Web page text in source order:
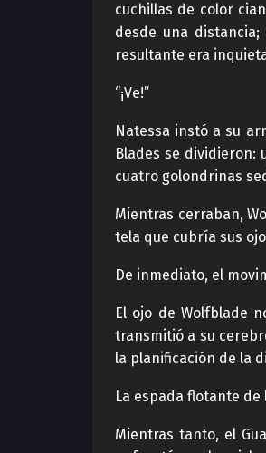
cuchillas de color
desde una
resultante era
“¡Ve!”
Natessa instó a su
Blades se dividieron:
cuatro golondrinas
Mientras cerraban,
tela que cubría sus
De inmediato, el
El ojo de Wolfblade
transmitió a su
la planificación de la
La espada flotante
Mientras tanto, el